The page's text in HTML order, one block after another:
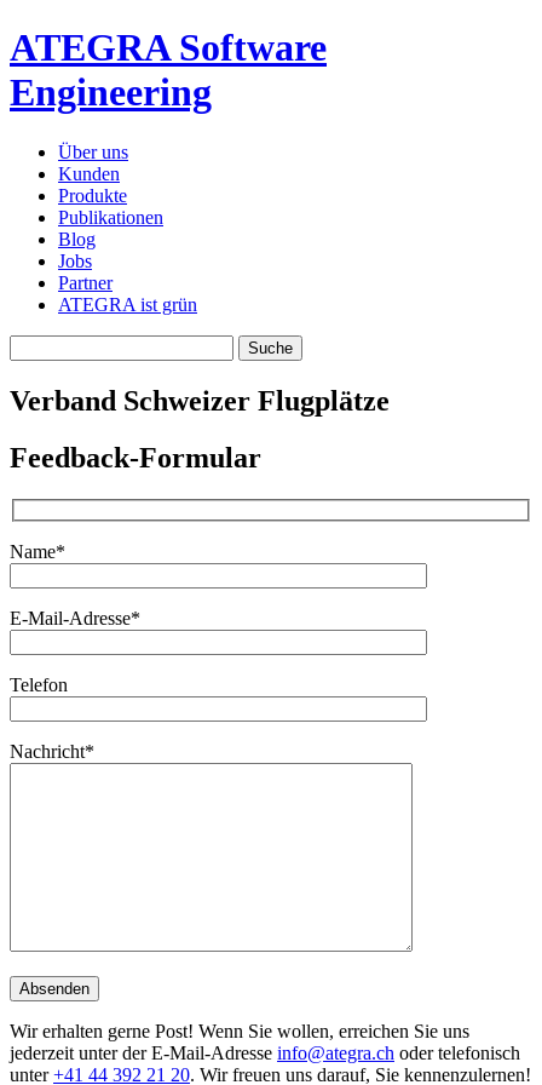
ATEGRA Software
Engineering
Über uns
Kunden
Produkte
Publikationen
Blog
Jobs
Partner
ATEGRA ist grün
Verband Schweizer Flugplätze
Feedback-Formular
Name*
E-Mail-Adresse*
Telefon
Nachricht*
Wir erhalten gerne Post! Wenn Sie wollen, erreichen Sie uns
jederzeit unter der E-Mail-Adresse info@ategra.ch oder telefonisch
unter+41 44 392 21 20. Wir freuen uns darauf, Sie kennenzulernen!